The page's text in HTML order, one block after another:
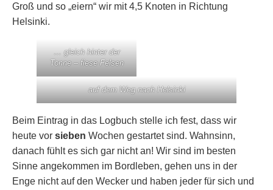
Groß und so „eiern“ wir mit 4,5 Knoten in Richtung
Helsinki.
… gleich hinter der
Tonne – fiese Felsen
auf dem Weg nach Helsinki
Beim Eintrag in das Logbuch stelle ich fest, dass wir
heute vor sieben Wochen gestartet sind. Wahnsinn,
danach fühlt es sich gar nicht an! Wir sind im besten
Sinne angekommen im Bordleben, gehen uns in der
Enge nicht auf den Wecker und haben jeder für sich und